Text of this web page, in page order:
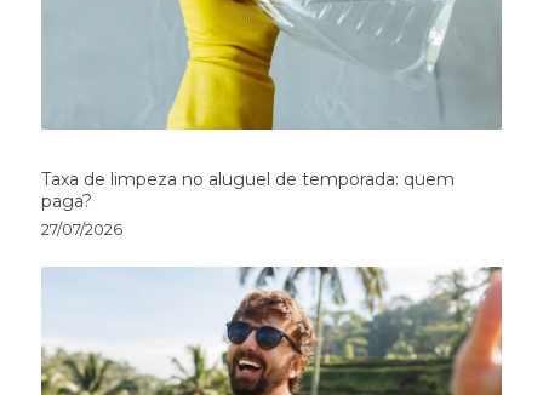
Taxa de limpeza no aluguel de temporada: quem
paga?
27/07/2026